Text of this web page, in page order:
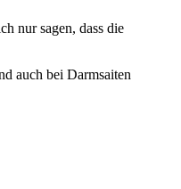
nur sagen, dass die
auch bei Darmsaiten